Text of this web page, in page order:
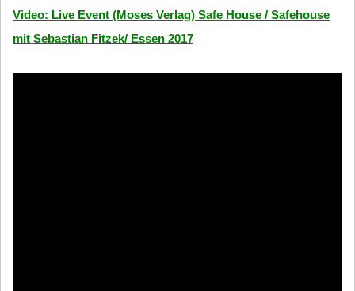
Video: Live Event (Moses Verlag) Safe House / Safehouse
mit Sebastian Fitzek/ Essen 2017